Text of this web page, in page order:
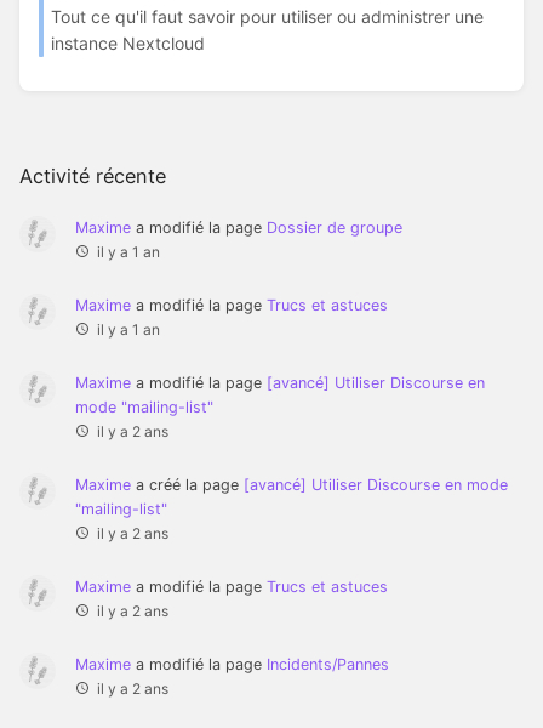
Activité récente
Maxime a modifié la page Dossier de groupe
il y a 1 an
Maxime a modifié la page Trucs et astuces
il y a 1 an
Maxime a modifié la page [avancé] Utiliser Discourse en
mode "mailing-list"
il y a 2 ans
Maxime a créé la page [avancé] Utiliser Discourse en mode
"mailing-list"
il y a 2 ans
Maxime a modifié la page Trucs et astuces
il y a 2 ans
Maxime a modifié la page Incidents/Pannes
il y a 2 ans
Tout ce qu'il faut savoir pour utiliser ou administrer une
instance Nextcloud